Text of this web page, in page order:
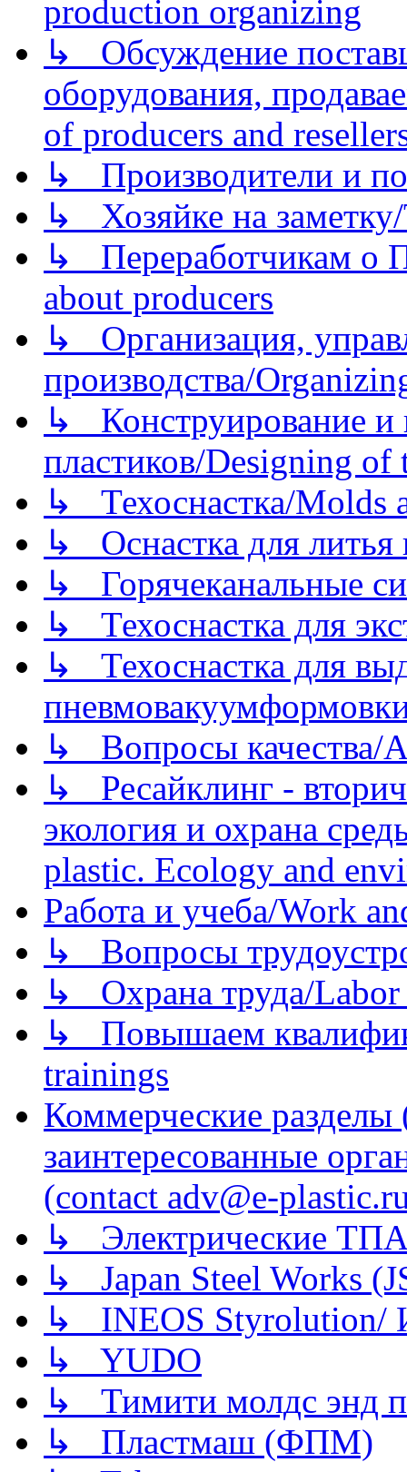
production organizing
↳ Обсуждение
оборудования,
of producers and
↳ Производители и
↳ Хозяйке на
↳ Переработчикам о
about producers
↳ Организация,
производства/
↳ Конструирование и
пластиков/Designing of
↳ Техоснастка/Molds
↳ Оснастка для литья
↳ Горячеканальные
↳ Техоснастка для
↳ Техоснастка для
↳ Вопросы качества/
↳ Ресайклинг -
экология и охрана
plastic. Ecology and
Работа и учеба/Work
↳ Вопросы
↳ Охрана труда/Labor
↳ Повышаем
trainings
Коммерческие
заинтересованные
(contact adv@e-
↳ Электрические
↳ Japan Steel Works
↳ INEOS
↳ YUDO
↳ Тимити молдс энд
↳ Пластмаш (ФПМ)